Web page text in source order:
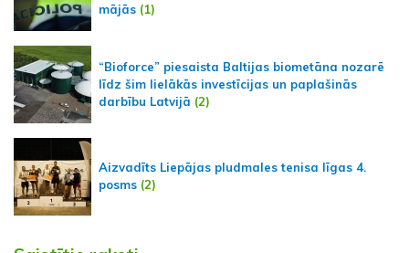
mājās (1)
“Bioforce” piesaista Baltijas biometāna nozarē
līdz šim lielākās investīcijas un paplašinās
darbību Latvijā (2)
Aizvadīts Liepājas pludmales tenisa līgas 4.
posms (2)